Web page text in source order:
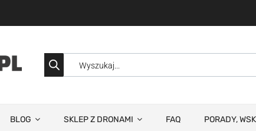
BLOG SKLEP Z DRONAMI FAQ PORADY,